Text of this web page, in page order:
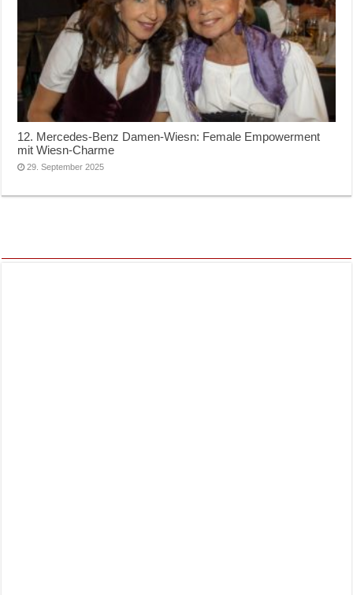
12. Mercedes-Benz Damen-Wiesn: Female Empowerment
mit Wiesn-Charme
29. September 2025